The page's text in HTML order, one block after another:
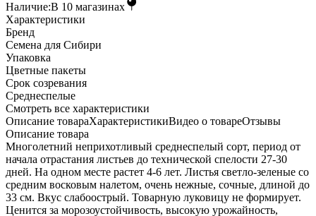
Наличие:В 10 магазинах
Характеристики
Бренд
Семена для Сибири
Упаковка
Цветные пакеты
Срок созревания
Среднеспелые
Cмотреть все характеристики
Описание товараХарактеристикиВидео о товареОтзывы
Описание товара
Многолетний неприхотливый среднеспелый сорт, период от
начала отрастания листьев до технической спелости 27-30
дней. На одном месте растет 4-6 лет. Листья светло-зеленые со
средним восковым налетом, очень нежные, сочные, длиной до
33 см. Вкус слабоострый. Товарную луковицу не формирует.
Ценится за морозоустойчивость, высокую урожайность,